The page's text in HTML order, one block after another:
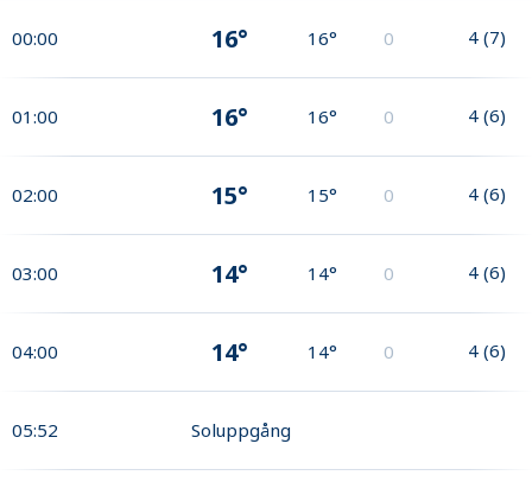
00:00 16° 16° 0 4 (7)
01:00 16° 16° 0 4 (6)
02:00 15° 15° 0 4 (6)
03:00 14° 14° 0 4 (6)
04:00 14° 14° 0 4 (6)
05:52 Soluppgång